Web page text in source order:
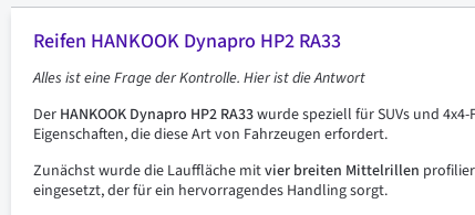
Reifen HANKOOK Dynapro HP2 RA33
Alles ist eine Frage der Kontrolle. Hier ist die Antwort
Der HANKOOK Dynapro HP2 RA33wurde speziell für SUVs und
Eigenschaften, die diese Art von Fahrzeugen erfordert.
Zunächst wurde die Lauffläche mitvier breiten Mittelrillen
eingesetzt, der für ein hervorragendes Handling sorgt.